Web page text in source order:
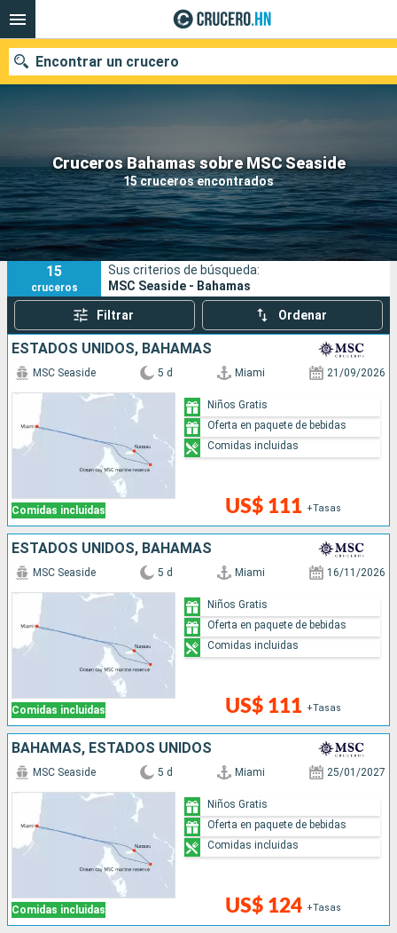
Cruceros Bahamas sobre MSC Seaside
15 cruceros encontrados
Encontrar un crucero
Nuestros destinos
Fecha de salida
Puertos Compañías
Buscar
15
cruceros
Sus criterios de búsqueda:
MSC Seaside - Bahamas
Filtrar Ordenar
ESTADOS UNIDOS, BAHAMAS
Comidas incluidas
MSC Seaside 5 d Miami 21/09/2026
US$ 111 +Tasas
Niños Gratis
Oferta en paquete de bebidas
Comidas incluidas
ESTADOS UNIDOS, BAHAMAS
Comidas incluidas
MSC Seaside 5 d Miami 16/11/2026
US$ 111 +Tasas
Niños Gratis
Oferta en paquete de bebidas
Comidas incluidas
BAHAMAS, ESTADOS UNIDOS
Comidas incluidas
MSC Seaside 5 d Miami 25/01/2027
US$ 124 +Tasas
Niños Gratis
Oferta en paquete de bebidas
Comidas incluidas